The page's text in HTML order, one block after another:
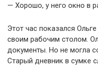
— Хорошо, у него окно в
Этот час показался
своим рабочим столом.
документы. Но не могла
Старый дневник в сумке